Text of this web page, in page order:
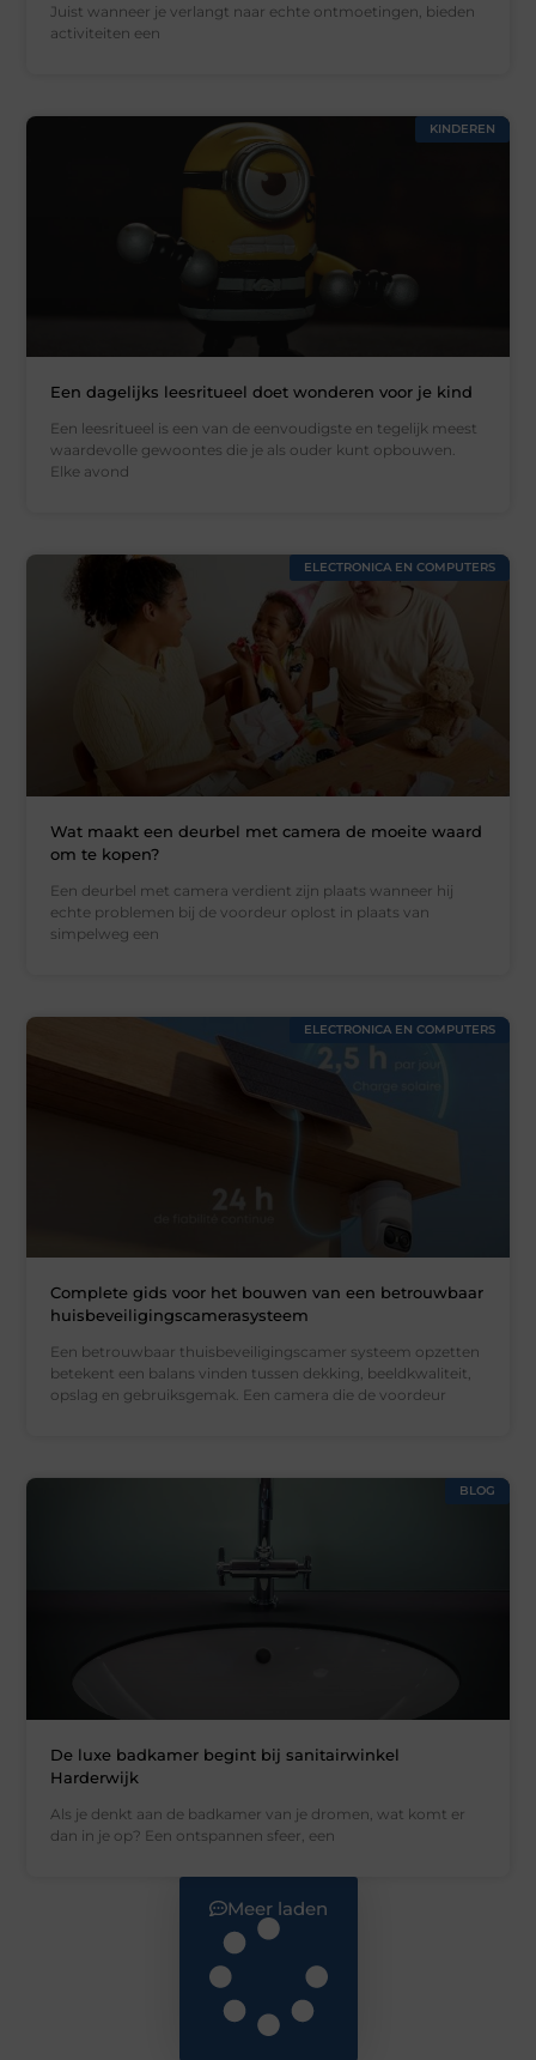
Juist wanneer je verlangt naar echte ontmoetingen, bieden
activiteiten een
KINDEREN
Een dagelijks leesritueel doet wonderen voor je kind
Een leesritueel is een van de eenvoudigste en tegelijk meest
waardevolle gewoontes die je als ouder kunt opbouwen.
Elke avond
ELECTRONICA EN COMPUTERS
Wat maakt een deurbel met camera de moeite waard
om te kopen?
Een deurbel met camera verdient zijn plaats wanneer hij
echte problemen bij de voordeur oplost in plaats van
simpelweg een
ELECTRONICA EN COMPUTERS
Complete gids voor het bouwen van een betrouwbaar
huisbeveiligingscamerasysteem
Een betrouwbaar thuisbeveiligingscamer systeem opzetten
betekent een balans vinden tussen dekking, beeldkwaliteit,
opslag en gebruiksgemak. Een camera die de voordeur
BLOG
De luxe badkamer begint bij sanitairwinkel
Harderwijk
Als je denkt aan de badkamer van je dromen, wat komt er
dan in je op? Een ontspannen sfeer, een
Meer laden